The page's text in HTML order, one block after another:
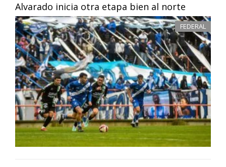
Alvarado inicia otra etapa bien al norte
FEDERAL